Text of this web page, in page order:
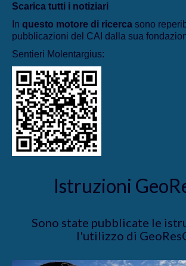
Scarica tutti i notiziari
In questo motore di ricerca sono
pubblicazioni del CAI dalla sua
Sentieri Molentargius:
Istruzioni
Sono state pubblicate le
l'utilizzo di